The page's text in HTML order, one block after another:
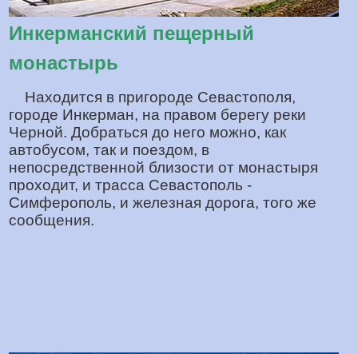
Инкерманский пещерный
монастырь
Находится в пригороде Севастополя,
городе Инкерман, на правом берегу реки
Черной. Добраться до него можно, как
автобусом, так и поездом, в
непосредственной близости от монастыря
проходит, и трасса Севастополь -
Симферополь, и железная дорога, того же
сообщения.